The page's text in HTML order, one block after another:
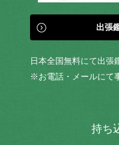
出張
日本全国無料にて出張
※お電話・メールにて
持ち